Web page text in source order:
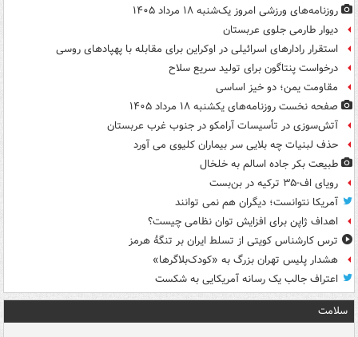
روزنامه‌های ورزشی امروز یک‌شنبه ۱۸ مرداد ۱۴۰۵
دیوار طارمی جلوی عربستان
استقرار رادارهای اسرائیلی در اوکراین برای مقابله با پهپادهای روسی
درخواست پنتاگون برای تولید سریع سلاح
مقاومت یمن؛ دو خیز اساسی
صفحه نخست روزنامه‌های یکشنبه ۱۸ مرداد ۱۴۰۵
آتش‌سوزی در تأسیسات آرامکو در جنوب غرب عربستان
حذف لبنیات چه بلایی سر بیماران کلیوی می آورد
طبیعت بکر جاده اسالم به خلخال
رویای اف-۳۵ ترکیه در بن‌بست
آمریکا نتوانست؛ دیگران هم نمی توانند
اهداف ژاپن برای افزایش توان نظامی چیست؟
ترس کارشناس کویتی از تسلط ایران بر تنگۀ هرمز
هشدار پلیس تهران بزرگ به «کودک‌بلاگرها»
اعتراف جالب یک رسانه آمریکایی به شکست
سلامت